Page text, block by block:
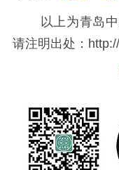
以上为青岛中
请注明出处：